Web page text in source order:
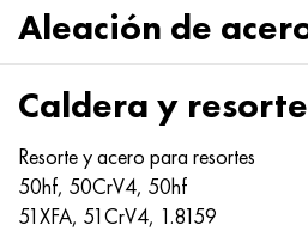
Aleación de
Caldera y
Resorte y acero para resortes
50hf, 50CrV4, 50hf
51XFA, 51CrV4, 1.8159